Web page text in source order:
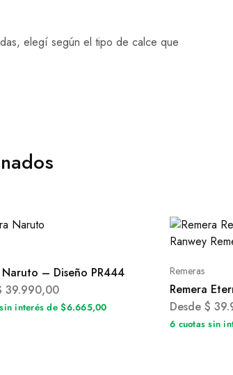
elegí según el tipo de calce que
Naruto – Diseño PR444
39.990,00
interés de $6.665,00
Remeras
Remera
Desde $
6 cuotas sin